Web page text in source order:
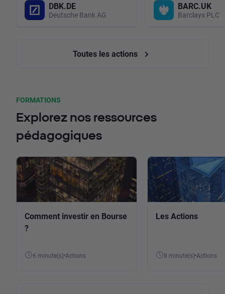
DBK.DE
Deutsche Bank AG
BARC.UK
Barclays PLC
Toutes les actions
FORMATIONS
Explorez nos ressources
pédagogiques
Comment investir en Bourse
?
6 minute(s) Actions
Les Actions
8 minute(s) Actions